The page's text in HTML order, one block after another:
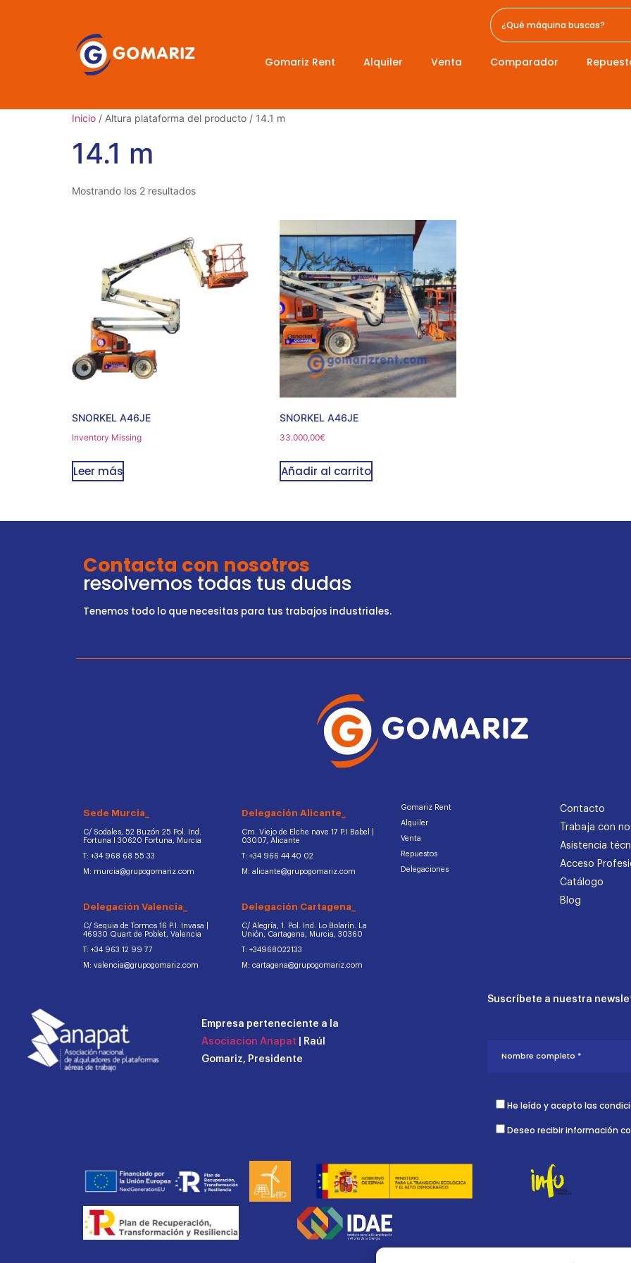
Gomariz Rent Alquiler Venta Comparador
Inicio / Altura plataforma del producto / 14.1 m
14.1 m
Mostrando los 2 resultados
SNORKEL A46JE
Inventory Missing
Leer más
SNORKEL A46JE
33.000,00€
Añadir al carrito
Contacta con nosotros
resolvemos todas tus dudas
Tenemos todo lo que necesitas para tus trabajos industriales.
Sede Murcia_
C/ Sodales, 52 Buzón 25 Pol. Ind.
Fortuna I 30620 Fortuna, Murcia
T: +34 968 68 55 33
M: murcia@grupogomariz.com
Delegación Valencia_
C/ Sequia de Tormos 16 P.I. Invasa |
46930 Quart de Poblet, Valencia
T: +34 963 12 99 77
M: valencia@grupogomariz.com
Delegación Alicante_
Cm. Viejo de Elche nave 17 P.I Babel |
03007, Alicante
T: +34 966 44 40 02
M: alicante@grupogomariz.com
Delegación Cartagena_
C/ Alegría, 1. Pol. Ind. Lo Bolarín. La
Unión, Cartagena, Murcia, 30360
T: +34968022133
M: cartagena@grupogomariz.com
Gomariz Rent
Alquiler
Venta
Repuestos
Delegaciones
Contacto
Trabaja con
Asistencia
Acceso
Catálogo
Blog
Empresa perteneciente a la
Asociacion Anapat | Raúl
Gomariz, Presidente
Suscríbete a nuestra
He leído y acepto las
Deseo recibir información